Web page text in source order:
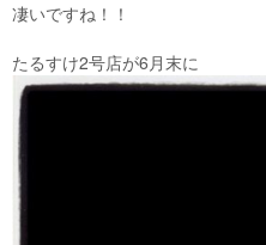
Blog
Contact
凄いですね！！
たるすけ2号店が6月末に